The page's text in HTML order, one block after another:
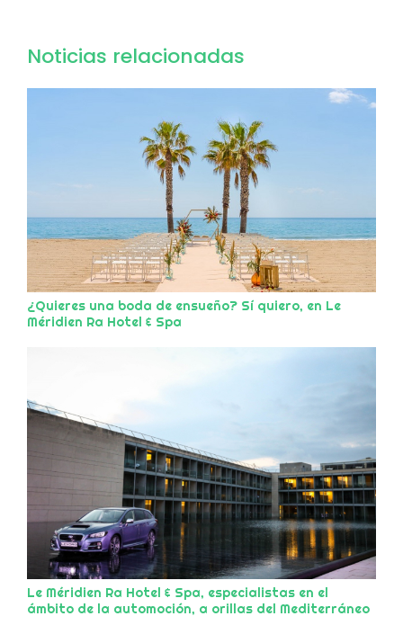
Noticias relacionadas
¿Quieres una boda de ensueño? Sí quiero, en Le
Méridien Ra Hotel & Spa
Le Méridien Ra Hotel & Spa, especialistas en el
ámbito de la automoción, a orillas del Mediterráneo